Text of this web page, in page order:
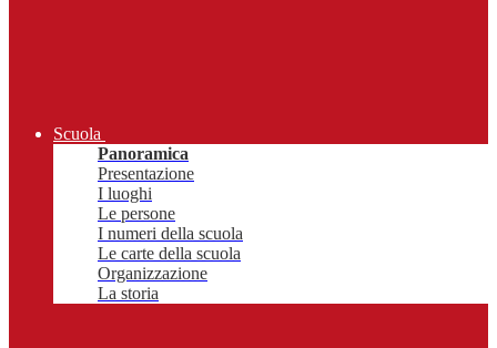
Scuola
Panoramica
Presentazione
I luoghi
Le persone
I numeri della scuola
Le carte della scuola
Organizzazione
La storia